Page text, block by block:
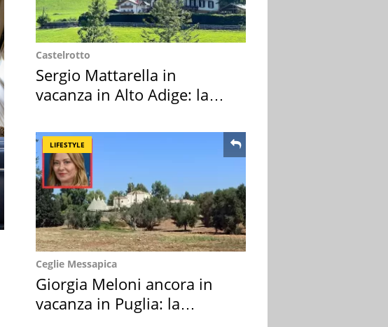
Castelrotto
Sergio Mattarella in
vacanza in Alto Adige: la
LIFESTYLE
Ceglie Messapica
Giorgia Meloni ancora in
vacanza in Puglia: la